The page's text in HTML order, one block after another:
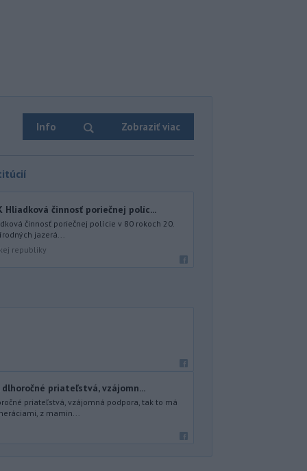
Info Zobraziť viac
Hliadková činnosť poriečnej políc...
činnosť poriečnej polície v 80 rokoch 20.
jazerá...
republiky
priateľstvá, vzájomn...
priateľstvá, vzájomná podpora, tak to má
z mamin...